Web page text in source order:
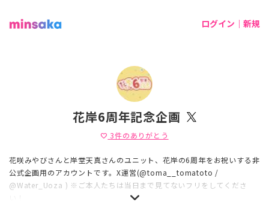
ログイン｜新規
花岸6周年記念企画
favorite 3件のありがとう
花咲みやびさんと岸堂天真さんのユニット、花岸の6周年をお祝いする非
公式企画用のアカウントです。X運営(@toma__tomatoto /
@Water_Uoza ) ※ご本人たちは当日まで見てないフリをしてくださ